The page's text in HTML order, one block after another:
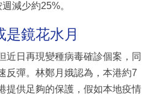
減少約25%。
是鏡花水月
近日再現變種病毒確診個案，同
反彈。林鄭月娥認為，本港約7
提供足夠的保護，假如本地疫情